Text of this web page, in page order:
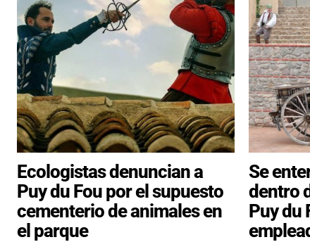
Ecologistas denuncian a
Puy du Fou por el supuesto
cementerio de animales en
el parque
Se
dentro
Puy du